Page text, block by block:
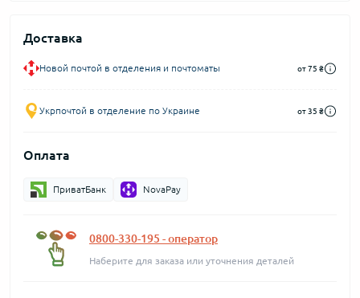
Доставка
Новой почтой в отделения и почтоматы от 75 ₴
Укрпочтой в отделение по Украине от 35 ₴
Оплата
ПриватБанк NovaPay
0800-330-195 - оператор
Наберите для заказа или уточнения деталей